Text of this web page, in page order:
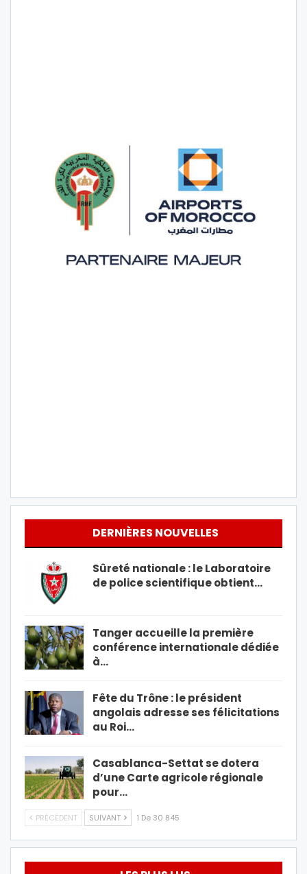
DERNIÈRES NOUVELLES
Sûreté nationale : le Laboratoire
de police scientifique obtient…
Tanger accueille la première
conférence internationale dédiée
à…
Fête du Trône : le président
angolais adresse ses félicitations
au Roi…
Casablanca-Settat se dotera
d’une Carte agricole régionale
pour…
PRÉCÉDENT SUIVANT 1 De 30 845